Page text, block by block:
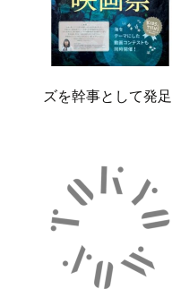
ズを幹事として発